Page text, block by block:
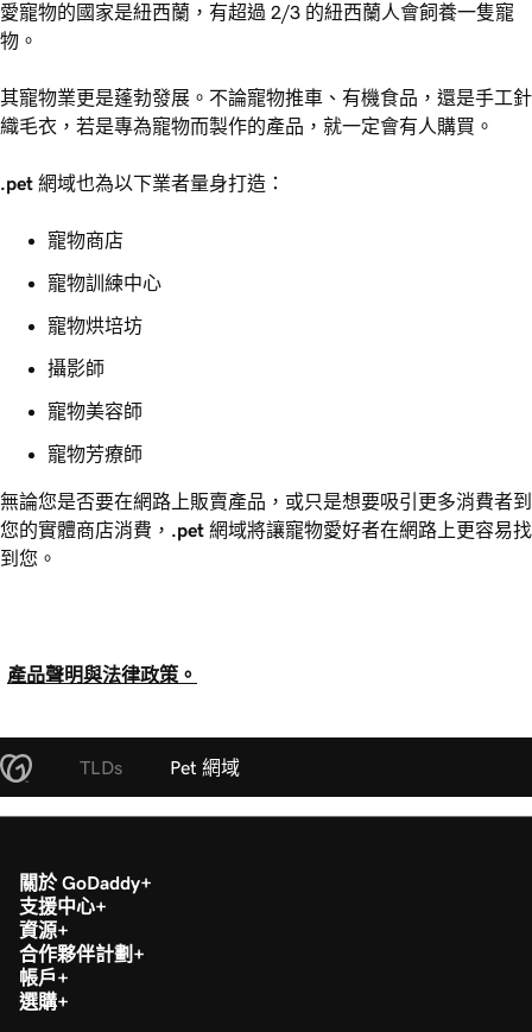
愛寵物的國家是紐西蘭，有超過 2/3 的紐西蘭人會飼養一隻寵
物。
其寵物業更是蓬勃發展。不論寵物推車、有機食品，還是手工針
織毛衣，若是專為寵物而製作的產品，就一定會有人購買。
.pet 網域也為以下業者量身打造：
寵物商店
寵物訓練中心
寵物烘培坊
攝影師
寵物美容師
寵物芳療師
無論您是否要在網路上販賣產品，或只是想要吸引更多消費者到
您的實體商店消費， .pet 網域將讓寵物愛好者在網路上更容易找
到您。
產品聲明與法律政策。
TLDs Pet 網域
關於 GoDaddy
支援中心
資源
合作夥伴計劃
帳戶
選購